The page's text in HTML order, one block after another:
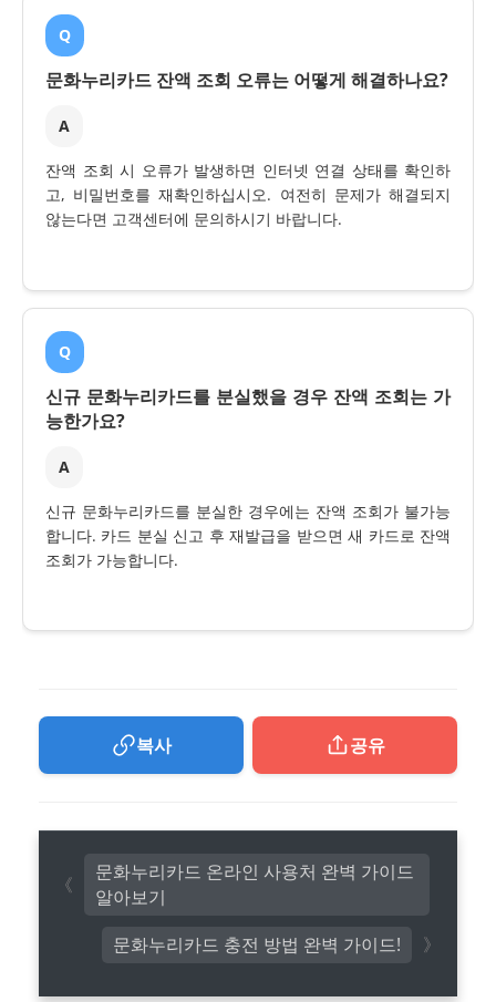
Q
문화누리카드 잔액 조회 오류는 어떻게 해결하나요?
A
잔액 조회 시 오류가 발생하면 인터넷 연결 상태를 확인하
고, 비밀번호를 재확인하십시오. 여전히 문제가 해결되지
않는다면 고객센터에 문의하시기 바랍니다.
Q
신규 문화누리카드를 분실했을 경우 잔액 조회는 가
능한가요?
A
신규 문화누리카드를 분실한 경우에는 잔액 조회가 불가능
합니다. 카드 분실 신고 후 재발급을 받으면 새 카드로 잔액
조회가 가능합니다.
복사 공유
문화누리카드 충전 방법 완벽 가이드!
문화누리카드 온라인 사용처 완벽 가이드
알아보기